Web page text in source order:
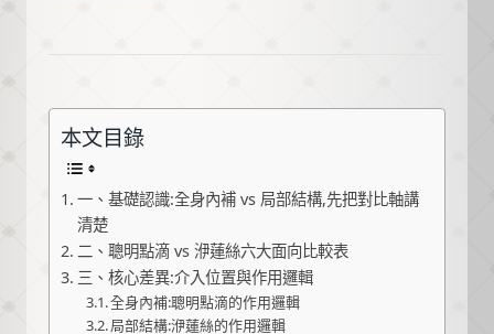
本文目錄
一、基礎認識:全身內補 vs 局部結構,先把對比軸講
清楚
二、聰明點滴 vs 洢蓮絲六大面向比較表
三、核心差異:介入位置與作用邏輯
全身內補:聰明點滴的作用邏輯
局部結構:洢蓮絲的作用邏輯